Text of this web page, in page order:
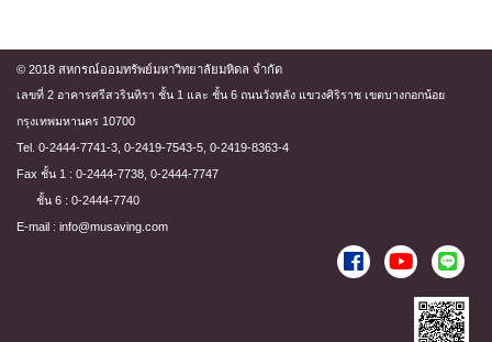
© 2018 สหกรณ์ออมทรัพย์มหาวิทยาลัยมหิดล จำกัด
เลขที่ 2 อาคารศรีสวรินทิรา ชั้น 1 และ ชั้น 6 ถนนวังหลัง แขวงศิริราช เขตบางกอกน้อย
กรุงเทพมหานคร 10700
Tel. 0-2444-7741-3, 0-2419-7543-5, 0-2419-8363-4
Fax ชั้น 1 : 0-2444-7738, 0-2444-7747
ชั้น 6 : 0-2444-7740
E-mail : info@musaving.com